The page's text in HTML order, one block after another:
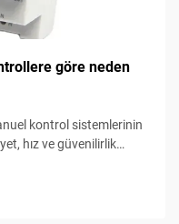
göre neden
kontrol sistemlerinin
hız ve güvenilirlik
sistemlerindeki en önemli